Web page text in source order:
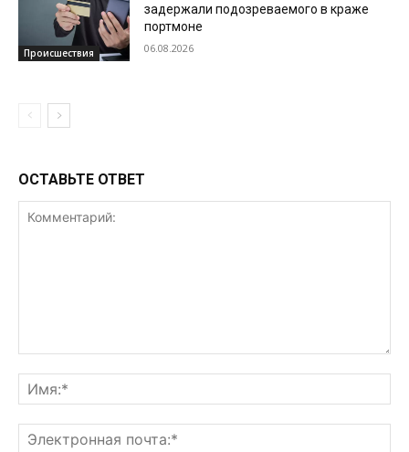
Происшествия
задержали подозреваемого в краже
портмоне
06.08.2026
ОСТАВЬТЕ ОТВЕТ